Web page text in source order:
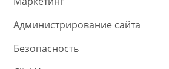
Администрирование сайта
Безопасность